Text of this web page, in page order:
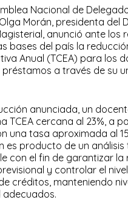
Nacional de
Morán, presidenta del
anunció ante los
bases del país la
Anual (TCEA) para los
a través de su
anunciada, un
TCEA cercana al 23%, a
una tasa aproximada al
es producto de un análisis
con el fin de garantizar la
y controlar el
créditos, manteniendo